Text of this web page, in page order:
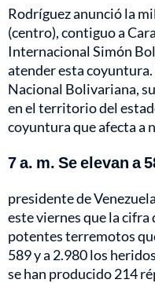
Rodríguez anunció la
(centro), contiguo a
Internacional Simón
atender esta
Nacional Bolivariana,
en el territorio del
coyuntura que afecta a
7 a. m. Se elevan a
presidente de
este viernes que la cifra
potentes terremotos
589 y a 2.980 los
se han producido 214